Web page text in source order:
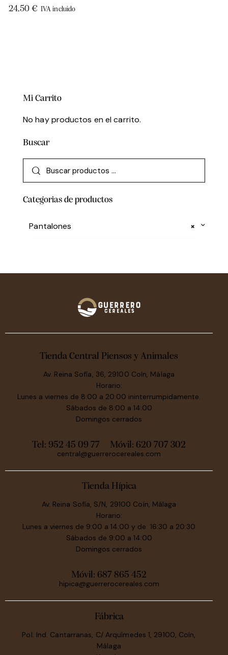
24,50 € IVA incluido
Mi Carrito
No hay productos en el carrito.
Buscar
Categorias de productos
×
Pantalones
Tienda Central Piensos y Animales
Av. Reina Sofía, 36, 29100 Coín, Málaga
Horario:
Lunes a viernes de 8:00 a 20:00 ininterrumpidamente.
Sábados de 8:00 a 14:00
Domingos cerrados
Tel: 952 45 09 77 Móvil: 620 707 302
central@guerrerocereales.com
Tienda Hípica
Av. Reina Sofía, S/N, 29100 Coín, Málaga
Horario:
Lunes a viernes de 9:00 a 14:00 y de 16:30 a 20:30
Sábados de 9:00 a 14:00
Domingos cerrados
Móvil: 687 865 452
hipica@guerrerocereales.com
Fábrica
Pol. Ind. Cantarranas, C/ Arquímedes 1, 29100, Coín,
Málaga